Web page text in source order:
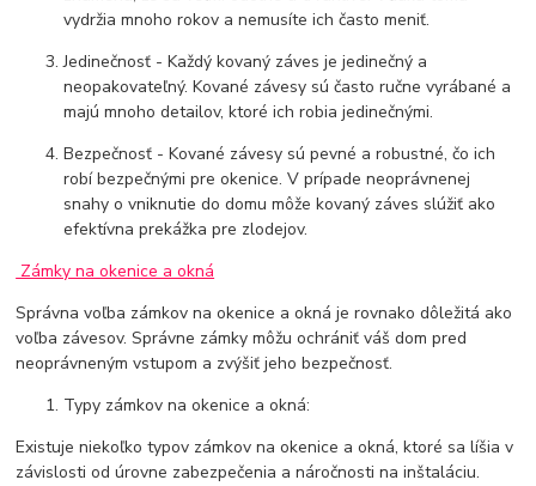
vydržia mnoho rokov a nemusíte ich často meniť.
Jedinečnosť - Každý kovaný záves je jedinečný a
neopakovateľný. Kované závesy sú často ručne vyrábané a
majú mnoho detailov, ktoré ich robia jedinečnými.
Bezpečnosť - Kované závesy sú pevné a robustné, čo ich
robí bezpečnými pre okenice. V prípade neoprávnenej
snahy o vniknutie do domu môže kovaný záves slúžiť ako
efektívna prekážka pre zlodejov.
Zámky na okenice a okná
Správna voľba zámkov na okenice a okná je rovnako dôležitá ako
voľba závesov. Správne zámky môžu ochrániť váš dom pred
neoprávneným vstupom a zvýšiť jeho bezpečnosť.
Typy zámkov na okenice a okná:
Existuje niekoľko typov zámkov na okenice a okná, ktoré sa líšia v
závislosti od úrovne zabezpečenia a náročnosti na inštaláciu.